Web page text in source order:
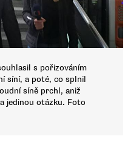
s pořizováním
síní, a poté, co splnil
síně prchl, aniž
jedinou otázku. Foto